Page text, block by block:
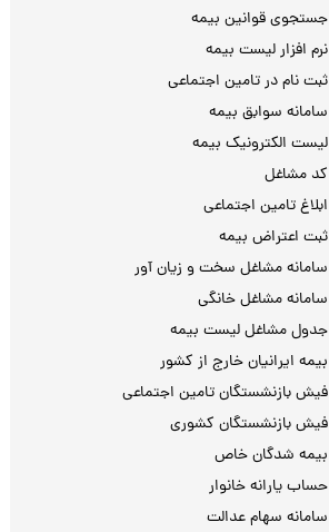
جستجوی قوانین بیمه
نرم افزار لیست بیمه
ثبت نام در تامین اجتماعی
سامانه سوابق بیمه
لیست الکترونیک بیمه
کد مشاغل
ابلاغ تامین اجتماعی
ثبت اعتراض بیمه
سامانه مشاغل سخت و زیان آور
سامانه مشاغل خانگی
جدول مشاغل لیست بیمه
بیمه ایرانیان خارج از کشور
فیش بازنشستگان تامین اجتماعی
فیش بازنشستگان کشوری
بیمه شدگان خاص
حساب یارانه خانوار
سامانه سهام عدالت